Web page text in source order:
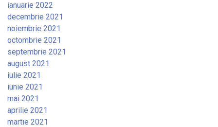
ianuarie 2022
decembrie 2021
noiembrie 2021
octombrie 2021
septembrie 2021
august 2021
iulie 2021
iunie 2021
mai 2021
aprilie 2021
martie 2021